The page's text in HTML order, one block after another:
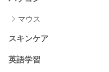
マウス
スキンケア
英語学習